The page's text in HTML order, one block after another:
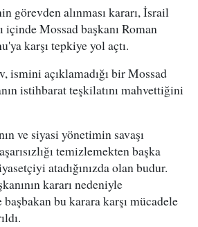
görevden alınması kararı, İsrail
içinde Mossad başkanı Roman
karşı tepkiye yol açtı.
ismini açıklamadığı bir Mossad
istihbarat teşkilatını mahvettiğini
ve siyasi yönetimin savaşı
temizlemekten başka
atadığınızda olan budur.
kararı nedeniyle
bu karara karşı mücadele